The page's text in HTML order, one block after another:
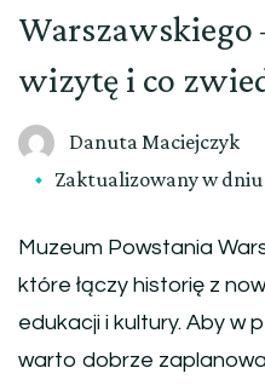
Warszawskiego
wizytę i co
Danuta Maciejczyk
Zaktualizowany w dniu
Muzeum Powstania
które łączy historię z
edukacji i kultury. Aby w
warto dobrze